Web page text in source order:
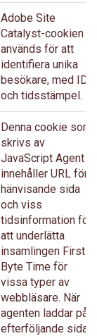
Adobe Site
Catalyst-cookien
används för att
identifiera unika
besökare, med ID
och tidsstämpel.
Denna cookie som
skrivs av
JavaScript Agent
innehåller URL för
hänvisande sida
och viss
tidsinformation för
att underlätta
insamlingen First
Byte Time för
vissa typer av
webbläsare. När
agenten laddar på
efterföljande sida